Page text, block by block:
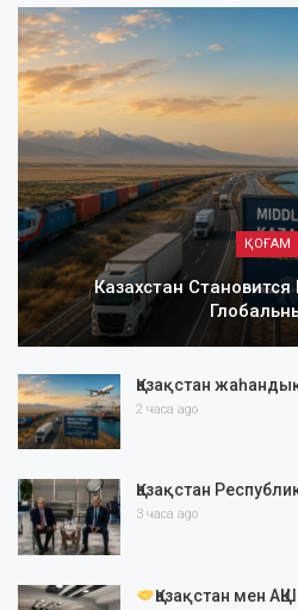
ҚОҒАМ
Казахстан
Қазақстан
2 часа ago
Қазақстан
3 часа ago
Қазақстан мен